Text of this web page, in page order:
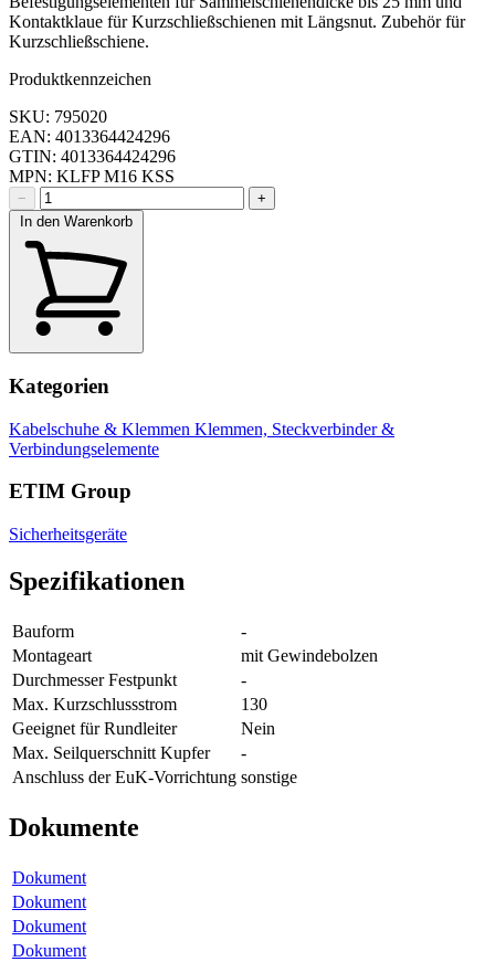
Kontaktklaue für Kurzschließschienen mit Längsnut. Zubehör für
Kurzschließschiene.
Produktkennzeichen
SKU: 795020
EAN: 4013364424296
GTIN: 4013364424296
MPN: KLFP M16 KSS
−
+
In den Warenkorb
Kategorien
Kabelschuhe & Klemmen Klemmen, Steckverbinder &
Verbindungselemente
ETIM Group
Sicherheitsgeräte
Spezifikationen
Bauform
-
Montageart
mit Gewindebolzen
Durchmesser Festpunkt
-
Max. Kurzschlussstrom
130
Geeignet für Rundleiter
Nein
Max. Seilquerschnitt Kupfer
-
Anschluss der EuK-Vorrichtung sonstige
Dokumente
Dokument
Dokument
Dokument
Dokument